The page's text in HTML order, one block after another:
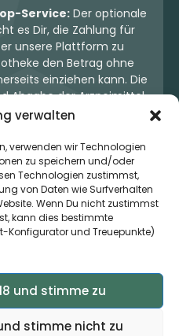
verwalten
verwenden wir Technologien
zu speichern und/oder
Technologien zustimmst,
von Daten wie Surfverhalten
Wenn Du nicht zustimmst
kann dies bestimmte
Konfigurator und Treuepunkte)
und stimme zu
stimme nicht zu
Service: Der optionale
es Dir, die Zahlung für
unsere Plattform zu
den Betrag ohne
einziehen kann. Die
Abgabe der Arzneimittel
über die jeweilige
OneStop-Service stellt
dar, sondern dient
Die
keinerlei Einfluss auf die
oder die Wahl der
Apotheken sind rechtlich
den gesetzlichen
GmbH) - Alle Rechte